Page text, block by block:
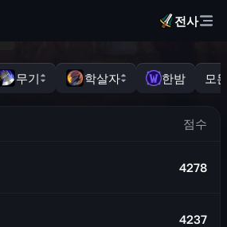
전사
무기 학살자 한밤 모
4278
4237